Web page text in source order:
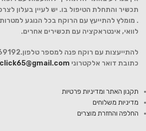
תכשיר והתחלת הטיפול בו. יש לעיין בעלון
. מומלץ להתייעץ עם הרוקח בכל הנוגע
לוואי, אינטראקציה עם תכשירים אחרים.
כתובת דואר אלקטרוני
תקנון האתר ומדיניות פרטיות
מדיניות משלוחים
החלפה והחזרת מוצרים